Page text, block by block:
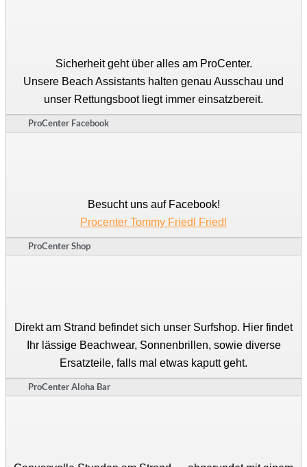
Sicherheit geht über alles am ProCenter.
Unsere Beach Assistants halten genau Ausschau und
unser Rettungsboot liegt immer einsatzbereit.
ProCenter Facebook
Besucht uns auf Facebook!
Procenter Tommy Friedl Friedl
ProCenter Shop
Direkt am Strand befindet sich unser Surfshop. Hier findet
Ihr lässige Beachwear, Sonnenbrillen, sowie diverse
Ersatzteile, falls mal etwas kaputt geht.
ProCenter Aloha Bar